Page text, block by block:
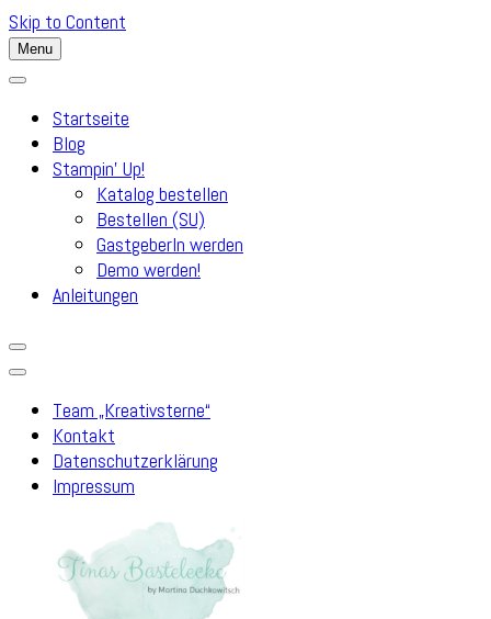
Skip to Content
Menu
Startseite
Blog
Stampin’ Up!
Katalog bestellen
Bestellen (SU)
GastgeberIn werden
Demo werden!
Anleitungen
Team „Kreativsterne“
Kontakt
Datenschutzerklärung
Impressum